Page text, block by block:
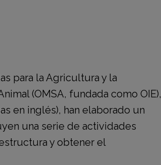
para la Agricultura y la
(OMSA, fundada como OIE),
en inglés), han elaborado un
una serie de actividades
y obtener el